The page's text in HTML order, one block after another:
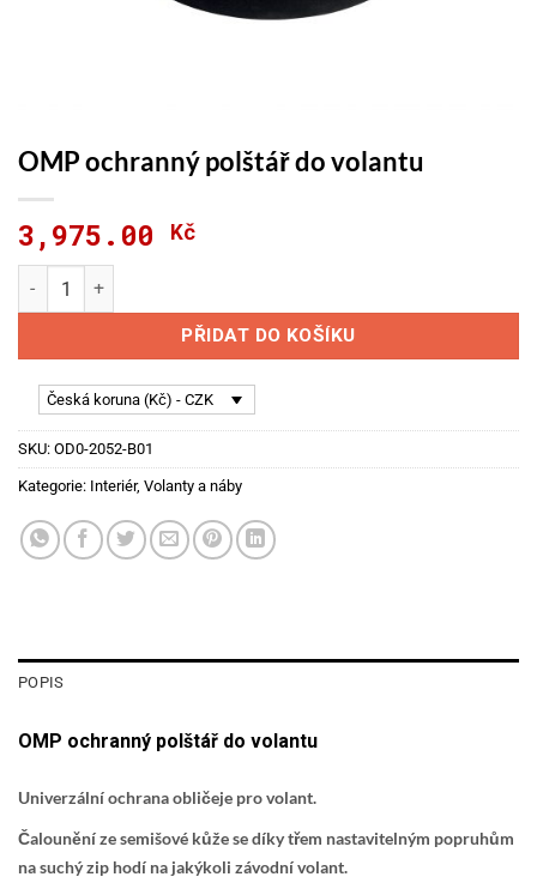
OMP ochranný polštář do volantu
3,975.00 Kč
OMP ochranný polštář do volantu množství
PŘIDAT DO KOŠÍKU
Česká koruna (Kč) - CZK
SKU: OD0-2052-B01
Kategorie: Interiér, Volanty a náby
POPIS
OMP ochranný polštář do volantu
Univerzální ochrana obličeje pro volant.
Čalounění ze semišové kůže se díky třem nastavitelným popruhům
na suchý zip hodí na jakýkoli závodní volant.